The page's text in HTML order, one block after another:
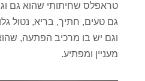
טראפלס שחיתותי שהוא גם
גם טעים, חתיך, בריא, נטול
וגם יש בו מרכיב הפתעה,
מעניין ומפתיע.